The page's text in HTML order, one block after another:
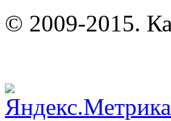
© 2009-2015.